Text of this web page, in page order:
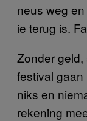
neus weg
ie terug is.
Zonder
festival
niks en
rekening